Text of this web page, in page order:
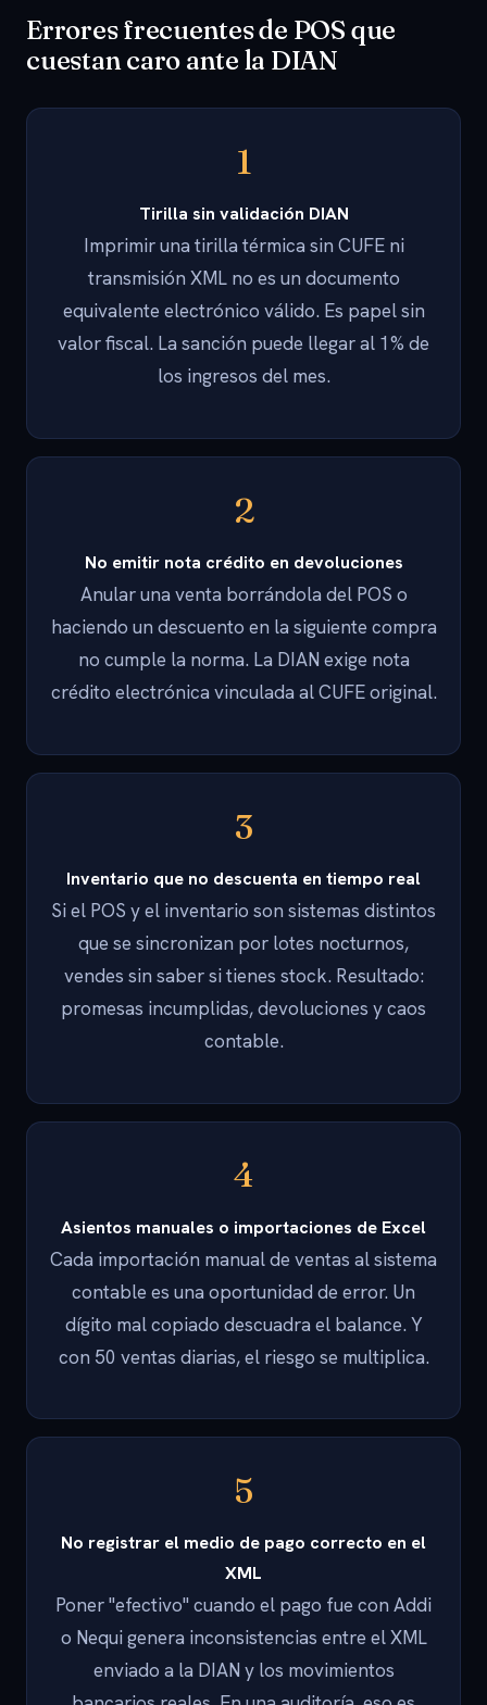
Errores frecuentes de POS que
cuestan caro ante la DIAN
1
Tirilla sin validación DIAN
Imprimir una tirilla térmica sin CUFE ni
transmisión XML no es un documento
equivalente electrónico válido. Es papel sin
valor fiscal. La sanción puede llegar al 1% de
los ingresos del mes.
2
No emitir nota crédito en devoluciones
Anular una venta borrándola del POS o
haciendo un descuento en la siguiente compra
no cumple la norma. La DIAN exige nota
crédito electrónica vinculada al CUFE original.
3
Inventario que no descuenta en tiempo real
Si el POS y el inventario son sistemas distintos
que se sincronizan por lotes nocturnos,
vendes sin saber si tienes stock. Resultado:
promesas incumplidas, devoluciones y caos
contable.
4
Asientos manuales o importaciones de Excel
Cada importación manual de ventas al sistema
contable es una oportunidad de error. Un
dígito mal copiado descuadra el balance. Y
con 50 ventas diarias, el riesgo se multiplica.
5
No registrar el medio de pago correcto en el
XML
Poner "efectivo" cuando el pago fue con Addi
o Nequi genera inconsistencias entre el XML
enviado a la DIAN y los movimientos